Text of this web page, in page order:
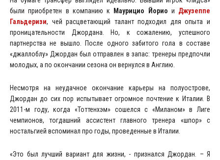
были приобретен в компанию к
Маурицио Йорио и Джузеппе
Гальдеризи, чей расцветающий талант подходил для опыта и
проницательности Джордана. Но, к сожалению, успешного
партнерства не вышло. После одного забитого гола в составе
«джаллоблу» Джордан был отправлен в запас: тренеры предпочли
молодых, а по окончании сезона он вернулся в Англию.
Несмотря на неудачное окончание карьеры на полуострове,
Джордан до сих пор испытывает огромное почтение к Италии. В
2011-м году, когда «Тоттенхэм» сошелся с «Миланом» в Лиге
чемпионов, тогдашний ассистент главного тренера «шпор» с
ностальгией вспоминал про годы, проведенные в Италии.
«Это был лучший вариант для жизни, - признался Джордан. – Я